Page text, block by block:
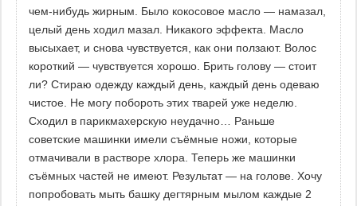
чем-нибудь жирным. Было кокосовое масло — намазал,
целый день ходил мазал. Никакого эффекта. Масло
высыхает, и снова чувствуется, как они ползают. Волос
короткий — чувствуется хорошо. Брить голову — стоит
ли? Стираю одежду каждый день, каждый день одеваю
чистое. Не могу побороть этих тварей уже неделю.
Сходил в парикмахерскую неудачно… Раньше
советские машинки имели съёмные ножи, которые
отмачивали в растворе хлора. Теперь же машинки
съёмных частей не имеют. Результат — на голове. Хочу
попробовать мыть башку дегтярным мылом каждые 2